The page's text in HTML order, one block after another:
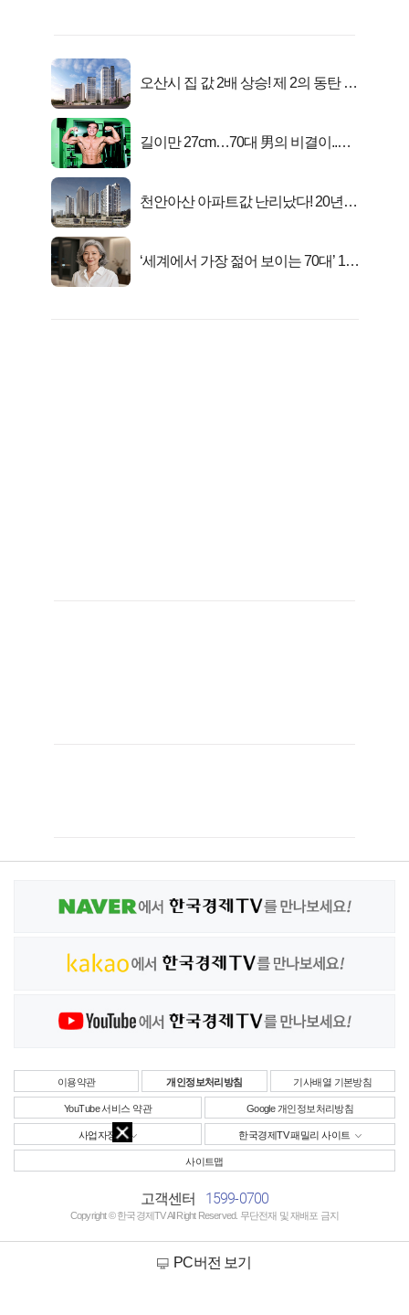
오산시 집 값 2배 상승! 제 2의 동탄 신
길이만 27cm…70대 男의 비결이..충
천안아산 아파트값 난리났다! 20년
‘세계에서 가장 젊어 보이는 70대’ 1위
이용약관 개인정보처리방침 기사배열 기본방침
YouTube 서비스 약관 Google 개인정보처리방침
사업자정보 한국경제TV 패밀리 사이트
사이트맵
고객센터 1599-0700
Copyright © 한국경제TV All Right Reserved. 무단전재 및 재배포 금지
PC버전 보기